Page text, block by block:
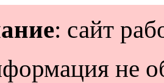
: сайт
не